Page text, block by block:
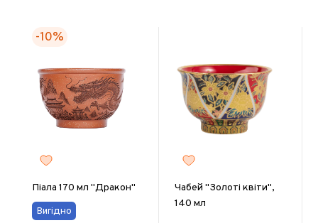
-10%
Піала 170 мл "Дракон"
Вигідно
Чабей "Золоті квіти",
140 мл